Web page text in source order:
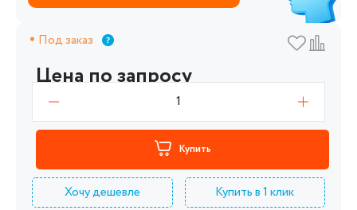
Под заказ
Цена по запросу
1
Купить
Хочу дешевле Купить в 1 клик